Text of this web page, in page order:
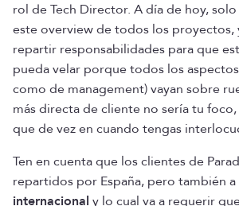
rol de Tech Director. A día de hoy,
este overview de todos los proyectos,
repartir responsabilidades para que
pueda velar porque todos los
como de management) vayan sobre
más directa de cliente no sería tu
que de vez en cuando tengas
Ten en cuenta que los clientes de
repartidos por España, pero también a
internacional y lo cual va a requerir